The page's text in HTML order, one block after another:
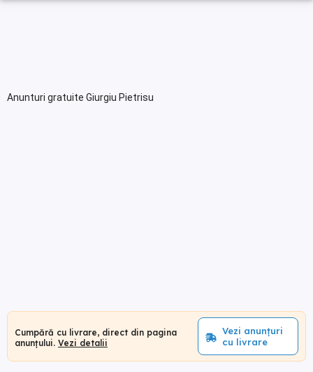
Anunturi gratuite Giurgiu Pietrisu
Cumpără cu livrare, direct din pagina
anunțului. Vezi detalii
Vezi anunțuri
cu livrare